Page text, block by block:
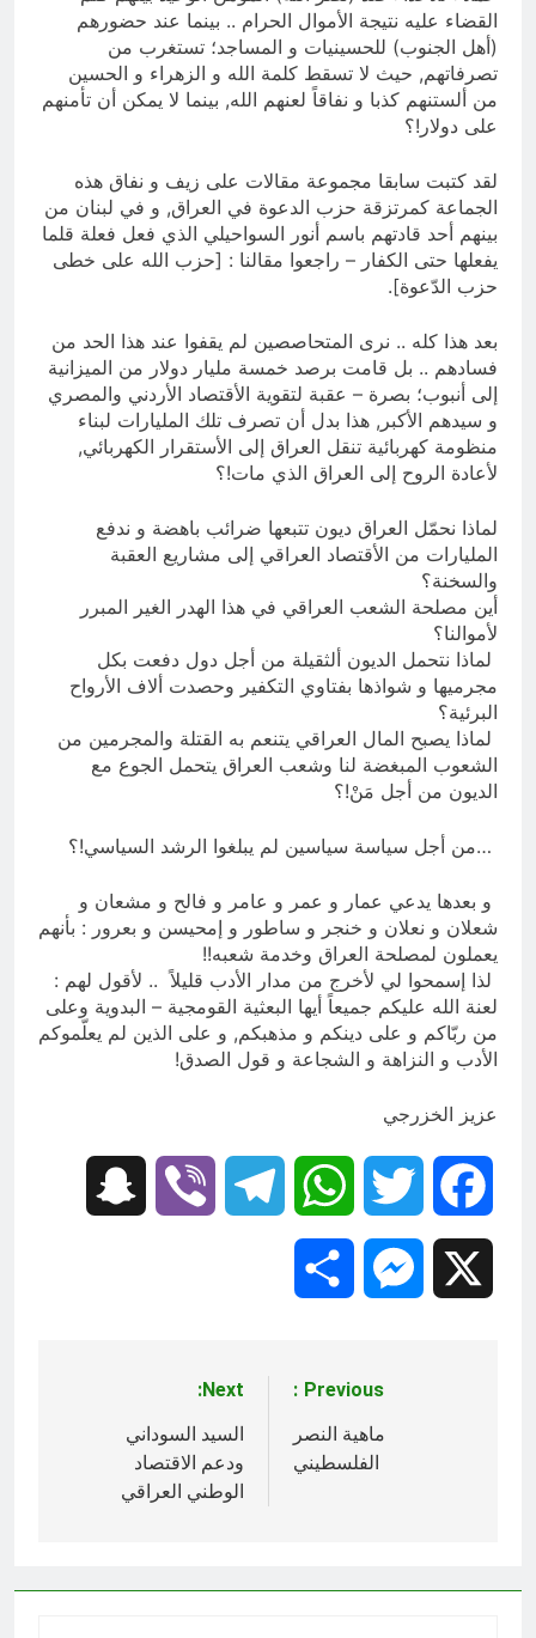
القضاء عليه نتيجة الأموال الحرام .. بينما عند حضورهم
(أهل الجنوب) للحسينيات و المساجد؛ تستغرب من
تصرفاتهم, حيث لا تسقط كلمة الله و الزهراء و الحسين
من ألستنهم كذبا و نفاقاً لعنهم الله, بينما لا يمكن أن تأمنهم
على دولار!؟
لقد كتبت سابقا مجموعة مقالات على زيف و نفاق هذه
الجماعة كمرتزقة حزب الدعوة في العراق, و في لبنان من
بينهم أحد قادتهم باسم أنور السواحيلي الذي فعل فعلة قلما
يفعلها حتى الكفار – راجعوا مقالنا : [حزب الله على خطى
حزب الدّعوة].
بعد هذا كله .. نرى المتحاصصين لم يقفوا عند هذا الحد من
فسادهم .. بل قامت برصد خمسة مليار دولار من الميزانية
إلى أنبوب؛ بصرة – عقبة لتقوية الأقتصاد الأردني والمصري
و سيدهم الأكبر, هذا بدل أن تصرف تلك المليارات لبناء
منظومة كهربائية تنقل العراق إلى الأستقرار الكهربائي,
لأعادة الروح إلى العراق الذي مات!؟
لماذا نحمّل العراق ديون تتبعها ضرائب باهضة و ندفع
المليارات من الأقتصاد العراقي إلى مشاريع العقبة
والسخنة؟
أين مصلحة الشعب العراقي في هذا الهدر الغير المبرر
لأموالنا؟
لماذا نتحمل الديون ألثقيلة من أجل دول دفعت بكل
مجرميها و شواذها بفتاوي التكفير وحصدت ألاف الأرواح
البرئية؟
لماذا يصبح المال العراقي يتنعم به القتلة والمجرمين من
الشعوب المبغضة لنا وشعب العراق يتحمل الجوع مع
الديون من أجل مَنْ!؟
…من أجل سياسة سياسين لم يبلغوا الرشد السياسي!؟
و بعدها يدعي عمار و عمر و عامر و فالح و مشعان و
شعلان و نعلان و خنجر و ساطور و إمحيسن و بعرور : بأنهم
يعملون لمصلحة العراق وخدمة شعبه!!
لذا إسمحوا لي لأخرج من مدار الأدب قليلاً .. لأقول لهم :
لعنة الله عليكم جميعاً أيها البعثية القومجية – البدوية وعلى
من ربّاكم و على دينكم و مذهبكم, و على الذين لم يعلّموكم
الأدب و النزاهة و الشجاعة و قول الصدق!
عزيز الخزرجي
Facebook
Twitter
WhatsApp
Telegram
Viber
Messenger
المقالات
Previous:
ماهية النصر
الفلسطيني
Next:
السيد السوداني
ودعم الاقتصاد
الوطني العراقي